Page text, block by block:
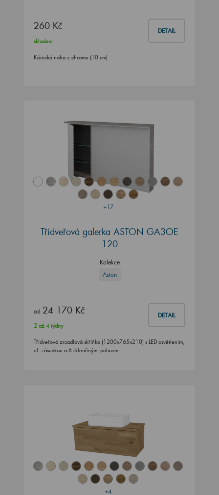
260 Kč DETAIL
skladem
Kónická noha z chromu (10 cm)
+17
Třídveřová galerka ASTON GA3OE
120
Kolekce
Aston
od 24 170 Kč DETAIL
2 až 4 týdny
Třídveřová zrcadlová skříňka (1200x765x210) s LED osvětlením,
el. zásuvkou a 6 skleněnými policemi
+4